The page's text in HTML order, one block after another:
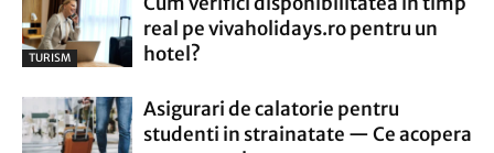
TURISM
real pe vivaholidays.ro pentru un
hotel?
Asigurari de calatorie pentru
studenti in strainatate — Ce acopera